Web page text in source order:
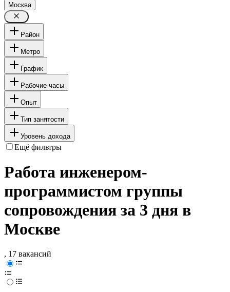
Москва
Район
Метро
График
Рабочие часы
Опыт
Тип занятости
Уровень дохода
Ещё фильтры
Работа инженером-
программистом группы
сопровождения за 3 дня в
Москве
, 17 вакансий